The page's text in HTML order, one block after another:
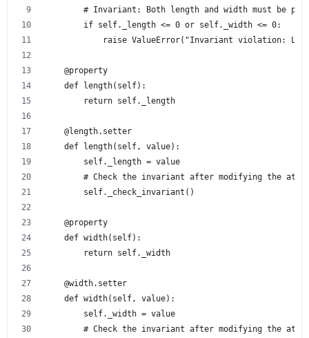
# Invariant: Both length and width must be
        if self._length <= 0 or self._width <= 0:
raise ValueError("Invariant violation:
    @property
    def length(self):
        return self._length
    @length.setter
    def length(self, value):
        self._length = value
# Check the invariant after modifying the
        self._check_invariant()
    @property
    def width(self):
        return self._width
    @width.setter
    def width(self, value):
        self._width = value
# Check the invariant after modifying the